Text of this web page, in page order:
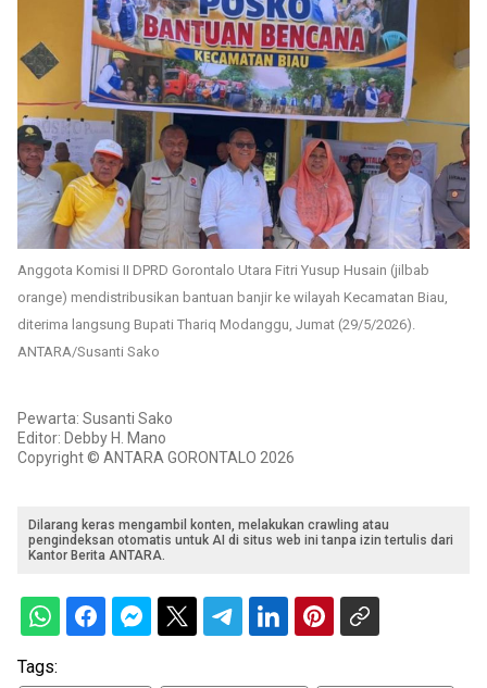
Anggota Komisi II DPRD Gorontalo Utara Fitri Yusup Husain (jilbab
orange) mendistribusikan bantuan banjir ke wilayah Kecamatan Biau,
diterima langsung Bupati Thariq Modanggu, Jumat (29/5/2026).
ANTARA/Susanti Sako
Pewarta: Susanti Sako
Editor: Debby H. Mano
Copyright © ANTARA GORONTALO 2026
Dilarang keras mengambil konten, melakukan crawling atau
pengindeksan otomatis untuk AI di situs web ini tanpa izin tertulis dari
Kantor Berita ANTARA.
Tags: